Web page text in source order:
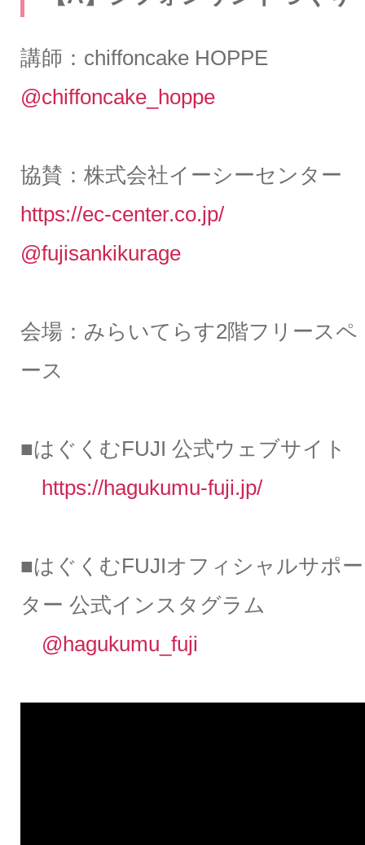
講師：chiffoncake HOPPE
@chiffoncake_hoppe
協賛：株式会社イーシーセンター
https://ec-center.co.jp/
@fujisankikurage
会場：みらいてらす2階フリースペ
ース
■はぐくむFUJI 公式ウェブサイト
https://hagukumu-fuji.jp/
■はぐくむFUJIオフィシャルサポー
ター 公式インスタグラム
@hagukumu_fuji